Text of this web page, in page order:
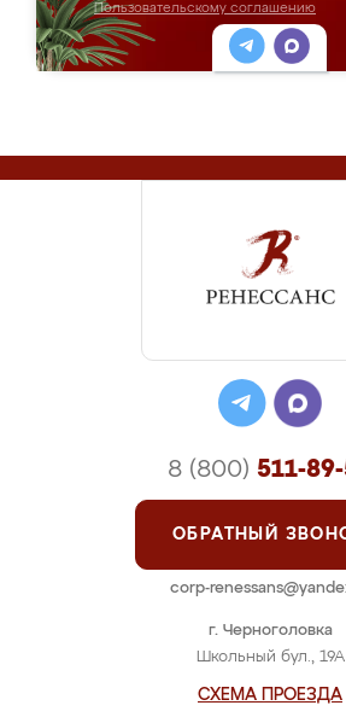
Пользовательскому соглашению
г. Черноголовка
Школьный бул., 19А
СХЕМА ПРОЕЗДА
8 (800) 511-
ОБРАТНЫЙ
corp-